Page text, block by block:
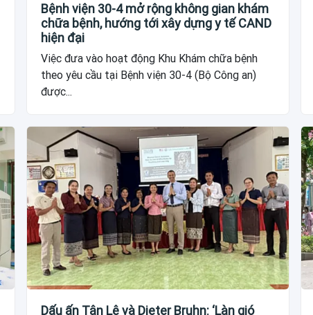
Bệnh viện 30-4 mở rộng không gian khám
chữa bệnh, hướng tới xây dựng y tế CAND
hiện đại
Việc đưa vào hoạt động Khu Khám chữa bệnh
theo yêu cầu tại Bệnh viện 30-4 (Bộ Công an)
được...
Dấu ấn Tân Lê và Dieter Bruhn: ‘Làn gió